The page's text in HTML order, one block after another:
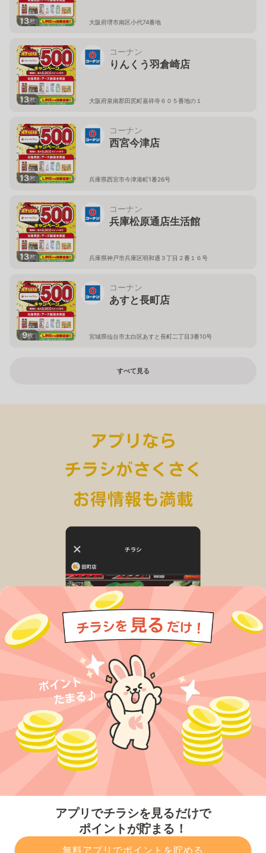
アプリでチラシを見るだけで
ポイントが貯まる！
無料アプリでポイントを貯める
13枚 大阪府堺市南区小代74番地
13枚
コーナン
りんくう羽倉崎店
大阪府泉南郡田尻町嘉祥寺６０５番地の１
13枚
コーナン
西宮今津店
兵庫県西宮市今津港町1番26号
13枚
コーナン
兵庫松原通店生活館
兵庫県神戸市兵庫区明和通３丁目２番１６号
9枚
コーナン
あすと長町店
宮城県仙台市太白区あすと長町二丁目3番10号
すべて見る